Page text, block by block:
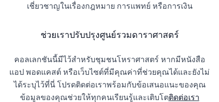
เชี่ยวชาญในเรื่องกฎหมาย การแพทย์ หรือการเงิน
ช่วยเราปรับปรุงศูนย์รวมดาราศาสตร์
คอลเลกชันนี้มีไว้สำหรับชุมชนโหราศาสตร์ หากมีหนังสือ
แอป พอดแคสต์ หรือเว็บไซต์ที่มีคุณค่าที่ช่วยคุณได้และยังไม่
ได้ระบุไว้ที่นี่ โปรดติดต่อเราพร้อมกับข้อเสนอแนะของคุณ
ข้อมูลของคุณช่วยให้ทุกคนเรียนรู้และเติบโตติดต่อเรา